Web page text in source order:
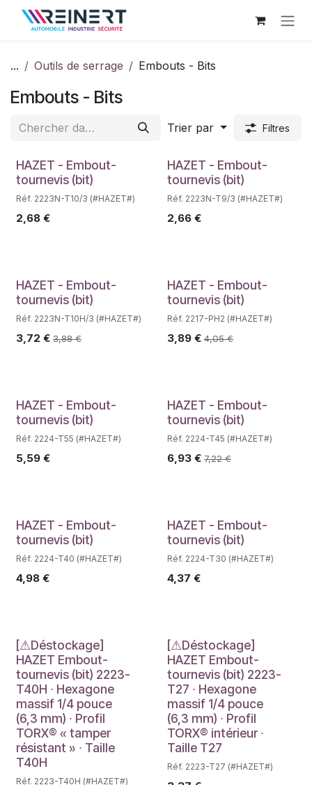
Se rendre au contenu
... Outils de serrage Embouts - Bits
Embouts - Bits
Trier par Filtres
Déstockage
HAZET - Embout-
tournevis (bit)
Réf. 2223N-T10/3 (#HAZET#)
2,68 €
Déstockage
HAZET - Embout-
tournevis (bit)
Réf. 2223N-T9/3 (#HAZET#)
2,66€
HAZET - Embout-
tournevis (bit)
Réf. 2223N-T10H/3 (#HAZET#)
3,72 € 3,88€
HAZET - Embout-
tournevis (bit)
Réf. 2217-PH2 (#HAZET#)
3,89€ 4,05€
Déstockage
HAZET - Embout-
tournevis (bit)
Réf. 2224-T55 (#HAZET#)
5,59 €
HAZET - Embout-
tournevis (bit)
Réf. 2224-T45 (#HAZET#)
6,93€ 7,22€
Déstockage
HAZET - Embout-
tournevis (bit)
Réf. 2224-T40 (#HAZET#)
4,98 €
Déstockage
HAZET - Embout-
tournevis (bit)
Réf. 2224-T30 (#HAZET#)
4,37 €
Déstockage
[⚠Déstockage]
HAZET Embout-
tournevis (bit) 2223-
T40H ∙ Hexagone
massif 1/4 pouce
(6,3 mm) ∙ Profil
TORX® « tamper
résistant » ∙ Taille
T40H
Réf. 2223-T40H (#HAZET#)
Déstockage
[⚠Déstockage]
HAZET Embout-
tournevis (bit) 2223-
T27 ∙ Hexagone
massif 1/4 pouce
(6,3 mm) ∙ Profil
TORX® intérieur ∙
Taille T27
Réf. 2223-T27 (#HAZET#)